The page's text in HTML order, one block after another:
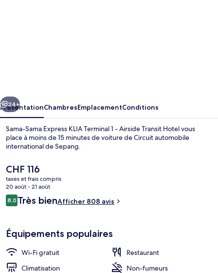
Terminal
1
Airside
Transit
Hotel
Suivant
24+
PrésentationChambresEmplacementConditions
Sama-Sama Express KLIA Terminal 1 - Airside Transit Hotel vous
place à moins de 15 minutes de voiture de Circuit automobile
international de Sepang.
Le
prix
actuel
est
de
CHF 116
taxes et frais compris
20 août - 21 août
Avis
voyageurs
8,08,0 sur 10
Très bienAfficher 808 avis
Équipements populaires
Wi-Fi gratuit
Restaurant
Climatisation
Non-fumeurs